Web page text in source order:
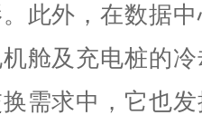
此外，在数据
舱及充电桩的
需求中，它也